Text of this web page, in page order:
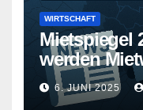
WIRTSCHAFT
Mietspiegel
werden
teurer
6. JUNI 2025